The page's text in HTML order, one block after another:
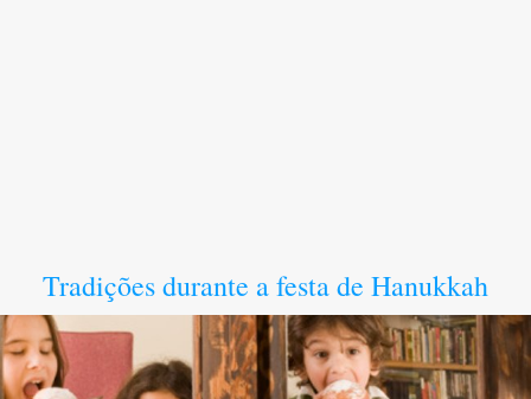
Tradições durante a festa de Hanukkah